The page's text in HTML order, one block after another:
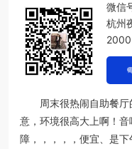
微信
杭州
周末很热闹自助餐厅
意，环境很高大上啊！
障，，，，，便宜、是